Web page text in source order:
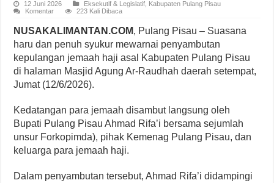
12 Juni 2026 Eksekutif & Legislatif Kabupaten Pulang Pisau
Komentar
223 Kali Dibaca
NUSAKALIMANTAN.COM, Pulang Pisau – Suasana
haru dan penuh syukur mewarnai penyambutan
kepulangan jemaah haji asal Kabupaten Pulang Pisau
di halaman Masjid Agung Ar-Raudhah daerah setempat,
Jumat (12/6/2026).
Kedatangan para jemaah disambut langsung oleh
Bupati Pulang Pisau Ahmad Rifa’i bersama sejumlah
unsur Forkopimda), pihak Kemenag Pulang Pisau, dan
keluarga para jemaah haji.
Dalam penyambutan tersebut, Ahmad Rifa’i didampingi